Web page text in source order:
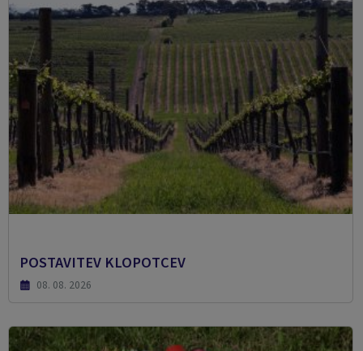
POSTAVITEV KLOPOTCEV
08. 08. 2026